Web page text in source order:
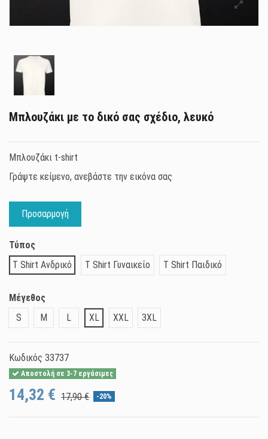
Μπλουζάκι με το δικό σας σχέδιο, λευκό
Μπλουζάκι t-shirt
Γράψτε κείμενο, ανεβάστε την εικόνα σας
Προσαρμογή
Τύπος
T Shirt Ανδρικό
T Shirt Γυναικείο T Shirt Παιδικό
Μέγεθος
S
M L XL XXL 3XL
Κωδικός 33737
Αποστολή σε 3-7 εργάσιμες
14,32 € 17,90 € -20%